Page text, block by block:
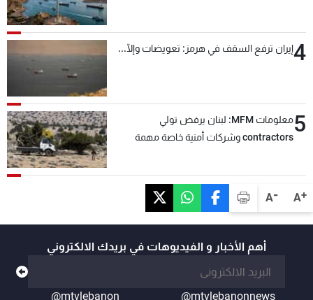
A+
A-
4إيران ترفع السقف في هرمز: تعويضات وإلّا...
5
معلومات MFM: لبنان يرفض تولي
contractors وشركات أمنية خاصة مهمة
أهم الأخبار و الفيديوهات في بريدك الالكتروني
@mtvlebanonnews
@mtvlebanon